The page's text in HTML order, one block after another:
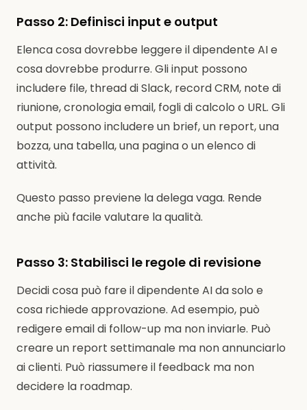
Passo 2: Definisci input e output
Elenca cosa dovrebbe leggere il dipendente AI e
cosa dovrebbe produrre. Gli input possono
includere file, thread di Slack, record CRM, note di
riunione, cronologia email, fogli di calcolo o URL. Gli
output possono includere un brief, un report, una
bozza, una tabella, una pagina o un elenco di
attività.
Questo passo previene la delega vaga. Rende
anche più facile valutare la qualità.
Passo 3: Stabilisci le regole di revisione
Decidi cosa può fare il dipendente AI da solo e
cosa richiede approvazione. Ad esempio, può
redigere email di follow-up ma non inviarle. Può
creare un report settimanale ma non annunciarlo
ai clienti. Può riassumere il feedback ma non
decidere la roadmap.